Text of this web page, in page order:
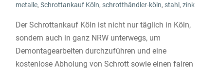
metalle, Schrottankauf Köln, schrotthändler-köln, stahl , zink
Der Schrottankauf Köln ist nicht nur täglich in Köln,
sondern auch in ganz NRW unterwegs, um
Demontagearbeiten durchzuführen und eine
kostenlose Abholung von Schrott sowie einen fairen